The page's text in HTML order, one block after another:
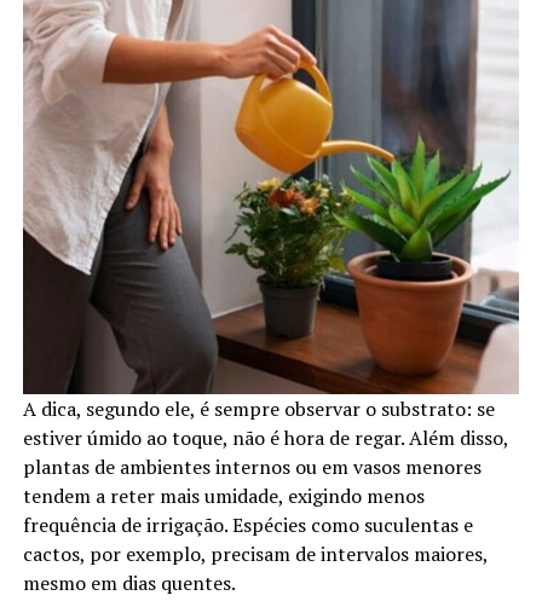
A dica, segundo ele, é sempre observar o substrato: se
estiver úmido ao toque, não é hora de regar. Além disso,
plantas de ambientes internos ou em vasos menores
tendem a reter mais umidade, exigindo menos
frequência de irrigação. Espécies como suculentas e
cactos, por exemplo, precisam de intervalos maiores,
mesmo em dias quentes.